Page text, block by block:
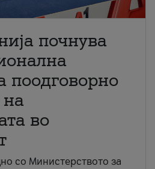
почнува
поодговорно
во
со Министерството за